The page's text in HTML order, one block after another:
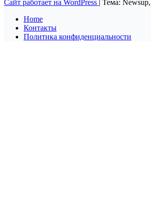
Сайт работает на WordPress | Тема:
Home
Контакты
Политика конфиденциальности